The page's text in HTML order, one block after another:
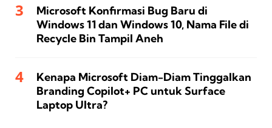
Microsoft Konfirmasi Bug Baru di
Windows 11 dan Windows 10, Nama File di
Recycle Bin Tampil Aneh
Kenapa Microsoft Diam-Diam Tinggalkan
Branding Copilot+ PC untuk Surface
Laptop Ultra?